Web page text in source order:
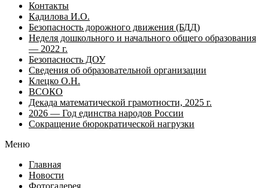
Контакты
Кадилова И.О.
Безопасность дорожного движения (БДД)
Неделя дошкольного и начального общего образования
— 2022 г.
Безопасность ДОУ
Сведения об образовательной организации
Клецко О.Н.
ВСОКО
Декада математической грамотности, 2025 г.
2026 — Год единства народов России
Сокращение бюрократической нагрузки
Меню
Главная
Новости
Фотогалерея